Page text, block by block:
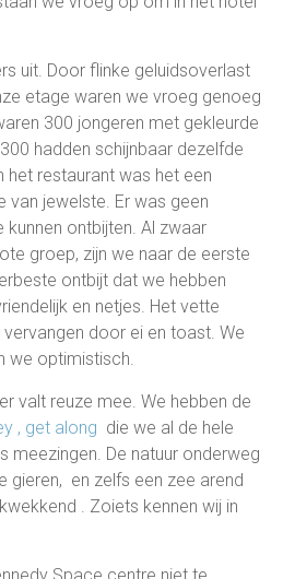
uit. Door flinke geluidsoverlast
etage waren we vroeg genoeg
300 jongeren met gekleurde
hadden schijnbaar dezelfde
het restaurant was het een
van jewelste. Er was geen
ontbijten. Al zwaar
groep, zijn we naar de eerste
ontbijt dat we hebben
en netjes. Het vette
door ei en toast. We
we optimistisch.
valt reuze mee. We hebben de
, get along die we al de hele
meezingen. De natuur onderweg
en zelfs een zee arend
. Zoiets kennen wij in